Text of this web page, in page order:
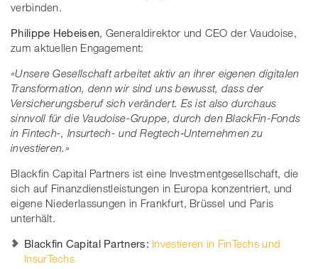
verbinden.
Philippe Hebeisen, Generaldirektor und CEO der Vaudoise,
zum aktuellen Engagement:
«Unsere Gesellschaft arbeitet aktiv an ihrer eigenen digitalen
Transformation, denn wir sind uns bewusst, dass der
Versicherungsberuf sich verändert. Es ist also durchaus
sinnvoll für die Vaudoise-Gruppe, durch den BlackFin-Fonds
in Fintech-, Insurtech- und Regtech‑Unternehmen zu
investieren.»
Blackfin Capital Partners ist eine Investmentgesellschaft, die
sich auf Finanzdienstleistungen in Europa konzentriert, und
eigene Niederlassungen in Frankfurt, Brüssel und Paris
unterhält.
Blackfin Capital Partners: Investieren in FinTechs und
InsurTechs